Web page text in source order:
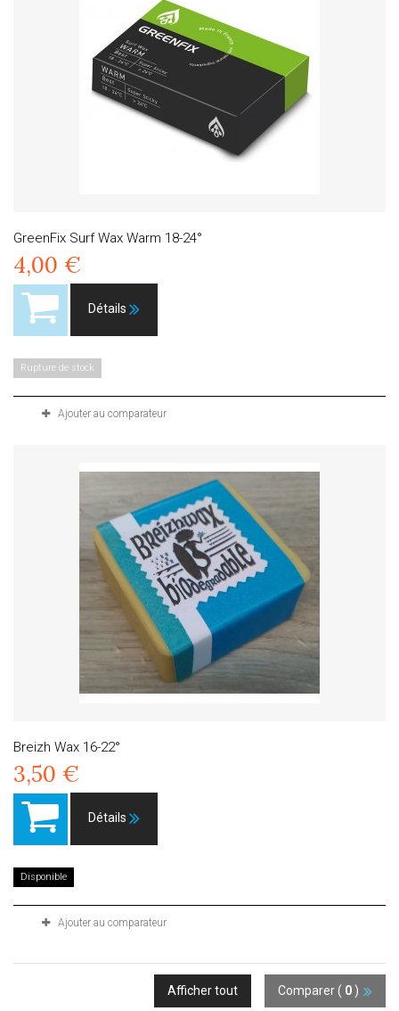
GreenFix Surf Wax Warm 18-24°
4,00 €
Détails
Rupture de stock
Ajouter au comparateur
Breizh Wax 16-22°
3,50 €
Détails
Disponible
Ajouter au comparateur
Comparer ( 0 )
Afficher tout